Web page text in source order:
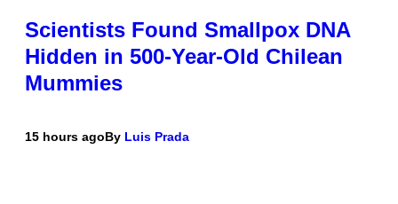
Scientists Found Smallpox DNA
Hidden in 500-Year-Old Chilean
Mummies
15 hours agoBy Luis Prada